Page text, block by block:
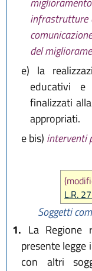
infrastrutture
del
e) la
educativi
finalizzati
appropriati.
e bis) interventi
L.R.
Soggetti
1. La Regione
presente
con altri